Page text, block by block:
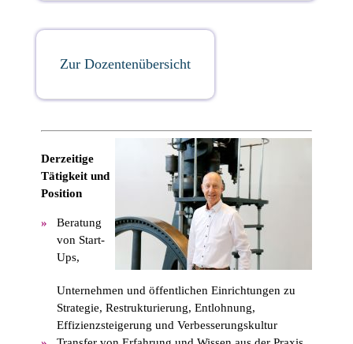
Zur Dozentenübersicht
Derzeitige
Tätigkeit und
Position
Beratung
von Start-
Ups,
Unternehmen und öffentlichen Einrichtungen zu
Strategie, Restrukturierung, Entlohnung,
Effizienzsteigerung und Verbesserungskultur